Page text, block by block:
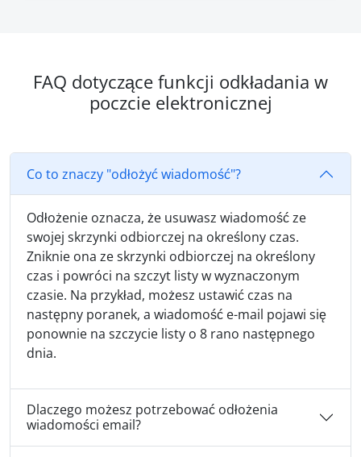
FAQ dotyczące funkcji odkładania w
poczcie elektronicznej
Co to znaczy "odłożyć wiadomość"?
Odłożenie oznacza, że usuwasz wiadomość ze
swojej skrzynki odbiorczej na określony czas.
Zniknie ona ze skrzynki odbiorczej na określony
czas i powróci na szczyt listy w wyznaczonym
czasie. Na przykład, możesz ustawić czas na
następny poranek, a wiadomość e-mail pojawi się
ponownie na szczycie listy o 8 rano następnego
dnia.
Dlaczego możesz potrzebować odłożenia
wiadomości email?